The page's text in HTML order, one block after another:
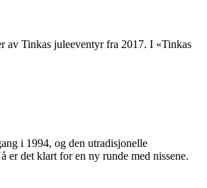
av Tinkas juleeventyr fra 2017. I «Tinkas
i 1994, og den utradisjonelle
er det klart for en ny runde med nissene.